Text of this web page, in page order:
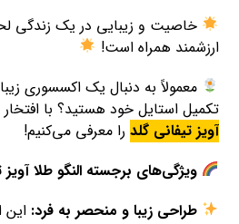
خاصیت و زیبایی در یک زندگی
ارزشمند همراه است!
معمولاً به دنبال یک اکسسوری
تکمیل استایل خود هستید؟ با
آویز تیفانی گلد را معرفی می‌کنیم!
ویژگی‌های برجسته النگو طلا آویز
طراحی زیبا و منحصر به فرد: این